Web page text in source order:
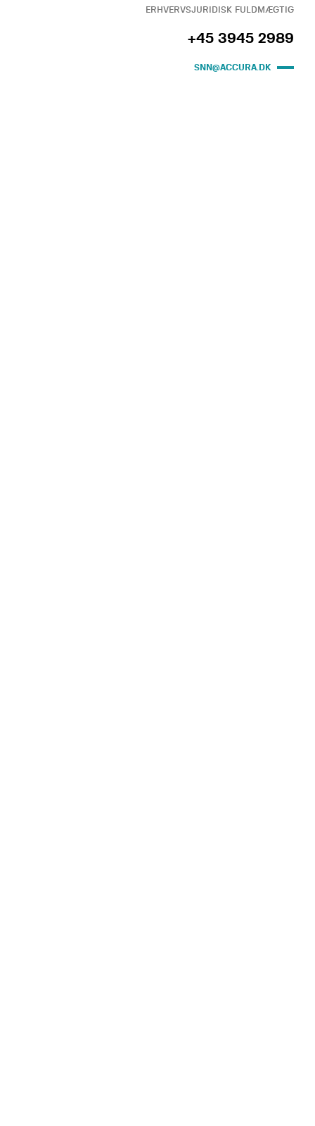
ERHVERVSJURIDISK FULDMÆGTIG
+45 3945 2989
SNN@ACCURA.DK